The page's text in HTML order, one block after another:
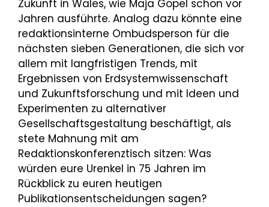
Zukunft in Wales, wie Maja Göpel schon vor
Jahren ausführte. Analog dazu könnte eine
redaktionsinterne Ombudsperson für die
nächsten sieben Generationen, die sich vor
allem mit langfristigen Trends, mit
Ergebnissen von Erdsystemwissenschaft
und Zukunftsforschung und mit Ideen und
Experimenten zu alternativer
Gesellschaftsgestaltung beschäftigt, als
stete Mahnung mit am
Redaktionskonferenztisch sitzen: Was
würden eure Urenkel in 75 Jahren im
Rückblick zu euren heutigen
Publikationsentscheidungen sagen?